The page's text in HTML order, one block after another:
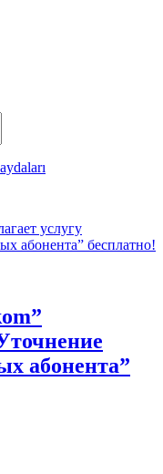
абонента”